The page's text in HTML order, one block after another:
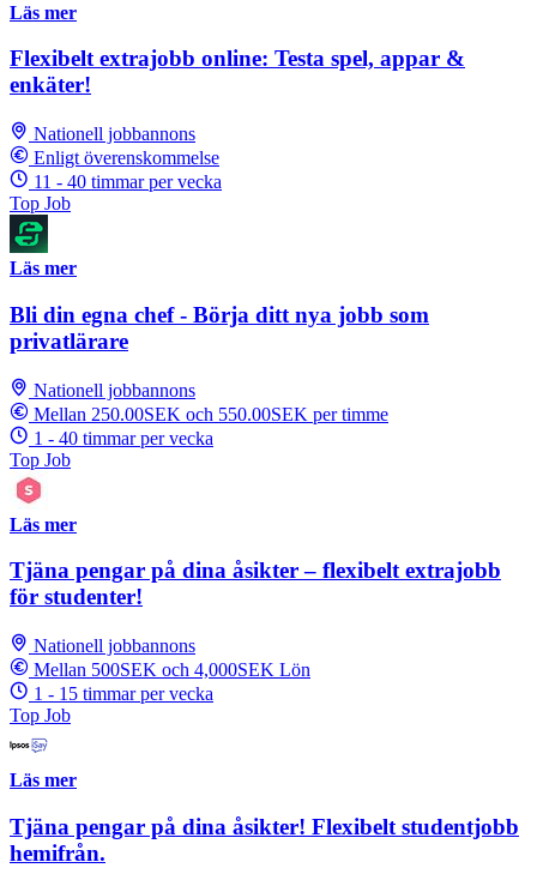
Läs mer
Flexibelt extrajobb online: Testa spel, appar &
enkäter!
Nationell jobbannons
Enligt överenskommelse
11 - 40 timmar per vecka
Top Job
Läs mer
Bli din egna chef - Börja ditt nya jobb som
privatlärare
Nationell jobbannons
Mellan 250.00SEK och 550.00SEK per timme
1 - 40 timmar per vecka
Top Job
Läs mer
Tjäna pengar på dina åsikter – flexibelt extrajobb
för studenter!
Nationell jobbannons
Mellan 500SEK och 4,000SEK Lön
1 - 15 timmar per vecka
Top Job
Läs mer
Tjäna pengar på dina åsikter! Flexibelt studentjobb
hemifrån.